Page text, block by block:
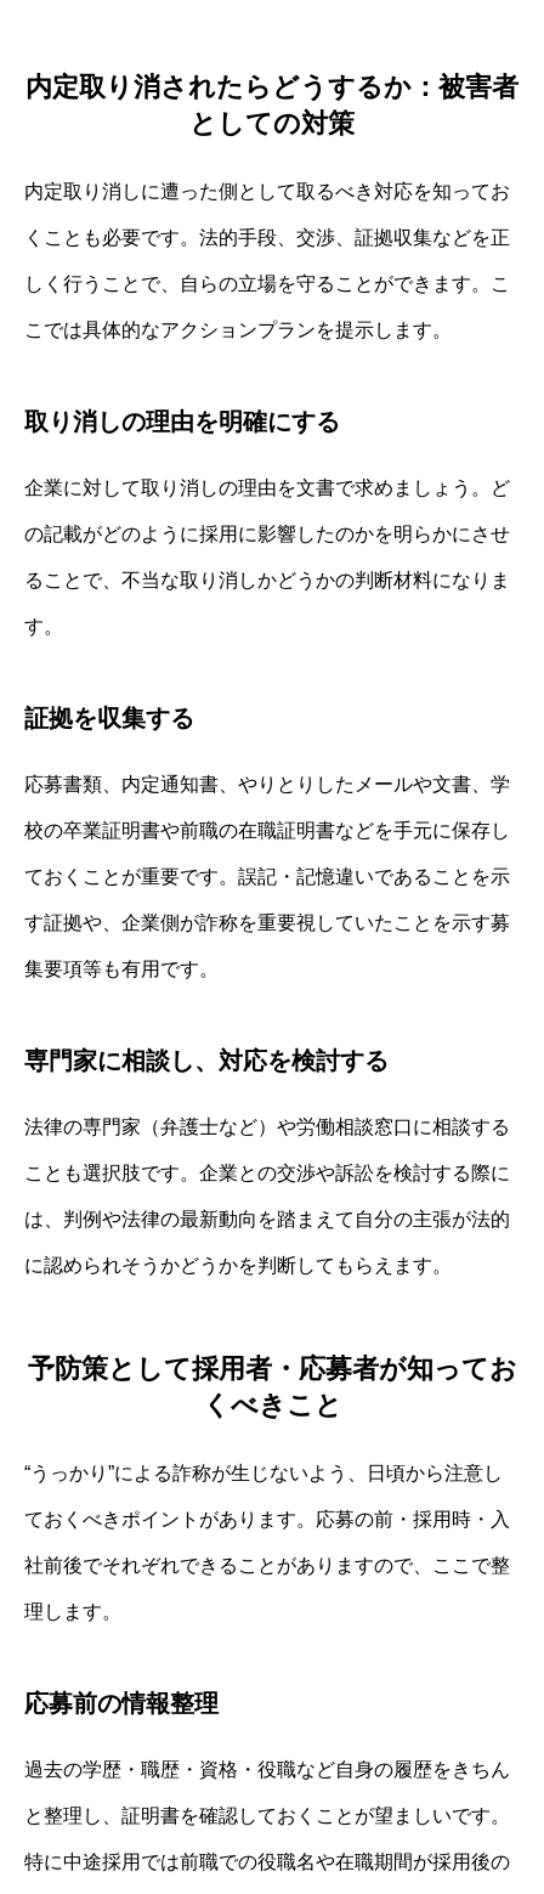
内定取り消されたらどうするか：被害者
としての対策
内定取り消しに遭った側として取るべき対応を知ってお
くことも必要です。法的手段、交渉、証拠収集などを正
しく行うことで、自らの立場を守ることができます。こ
こでは具体的なアクションプランを提示します。
取り消しの理由を明確にする
企業に対して取り消しの理由を文書で求めましょう。ど
の記載がどのように採用に影響したのかを明らかにさせ
ることで、不当な取り消しかどうかの判断材料になりま
す。
証拠を収集する
応募書類、内定通知書、やりとりしたメールや文書、学
校の卒業証明書や前職の在職証明書などを手元に保存し
ておくことが重要です。誤記・記憶違いであることを示
す証拠や、企業側が詐称を重要視していたことを示す募
集要項等も有用です。
専門家に相談し、対応を検討する
法律の専門家（弁護士など）や労働相談窓口に相談する
ことも選択肢です。企業との交渉や訴訟を検討する際に
は、判例や法律の最新動向を踏まえて自分の主張が法的
に認められそうかどうかを判断してもらえます。
予防策として採用者・応募者が知ってお
くべきこと
“うっかり”による詐称が生じないよう、日頃から注意し
ておくべきポイントがあります。応募の前・採用時・入
社前後でそれぞれできることがありますので、ここで整
理します。
応募前の情報整理
過去の学歴・職歴・資格・役職など自身の履歴をきちん
と整理し、証明書を確認しておくことが望ましいです。
特に中途採用では前職での役職名や在職期間が採用後の